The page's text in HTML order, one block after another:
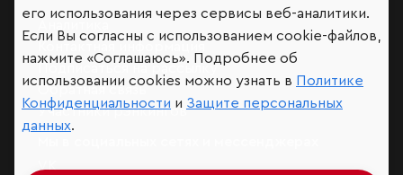
Подписаться на рассылку
Обратная связь
Участники рэнкингов
его использования через сервисы веб-аналитики.
Если Вы согласны с использованием cookie-файлов,
нажмите «Соглашаюсь». Подробнее об
использовании cookies можно узнать в Политике
Конфиденциальности и Защите персональных
данных.